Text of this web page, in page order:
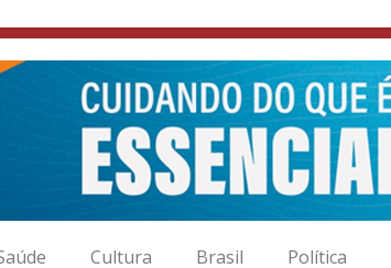
Cultura Brasil Política